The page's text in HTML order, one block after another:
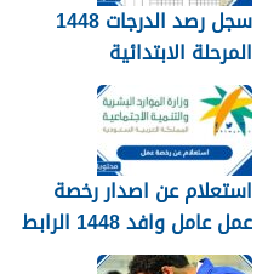
سجل رصد الدرجات 1448
المرحلة الابتدائية
استعلام عن اصدار رخصة
عمل عامل وافد 1448 الرابط
والطريقة بالتفصيل